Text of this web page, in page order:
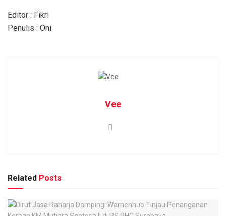
Editor : Fikri
Penulis : Oni
Vee
Related Posts